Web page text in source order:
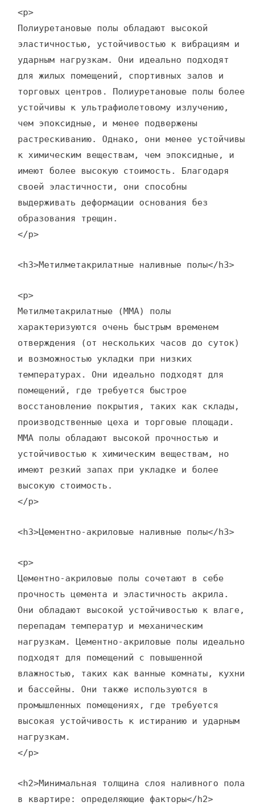
<p>
Полиуретановые полы обладают высокой
эластичностью, устойчивостью к вибрациям и
ударным нагрузкам. Они идеально подходят
для жилых помещений, спортивных залов и
торговых центров. Полиуретановые полы более
устойчивы к ультрафиолетовому излучению,
чем эпоксидные, и менее подвержены
растрескиванию. Однако, они менее устойчивы
к химическим веществам, чем эпоксидные, и
имеют более высокую стоимость. Благодаря
своей эластичности, они способны
выдерживать деформации основания без
образования трещин.
</p>
<h3>Метилметакрилатные наливные полы</h3>
<p>
Метилметакрилатные (ММА) полы
характеризуются очень быстрым временем
отверждения (от нескольких часов до суток)
и возможностью укладки при низких
температурах. Они идеально подходят для
помещений, где требуется быстрое
восстановление покрытия, таких как склады,
производственные цеха и торговые площади.
ММА полы обладают высокой прочностью и
устойчивостью к химическим веществам, но
имеют резкий запах при укладке и более
высокую стоимость.
</p>
<h3>Цементно-акриловые наливные полы</h3>
<p>
Цементно-акриловые полы сочетают в себе
прочность цемента и эластичность акрила.
Они обладают высокой устойчивостью к влаге,
перепадам температур и механическим
нагрузкам. Цементно-акриловые полы идеально
подходят для помещений с повышенной
влажностью, таких как ванные комнаты, кухни
и бассейны. Они также используются в
промышленных помещениях, где требуется
высокая устойчивость к истиранию и ударным
нагрузкам.
</p>
<h2>Минимальная толщина слоя наливного пола
в квартире: определяющие факторы</h2>